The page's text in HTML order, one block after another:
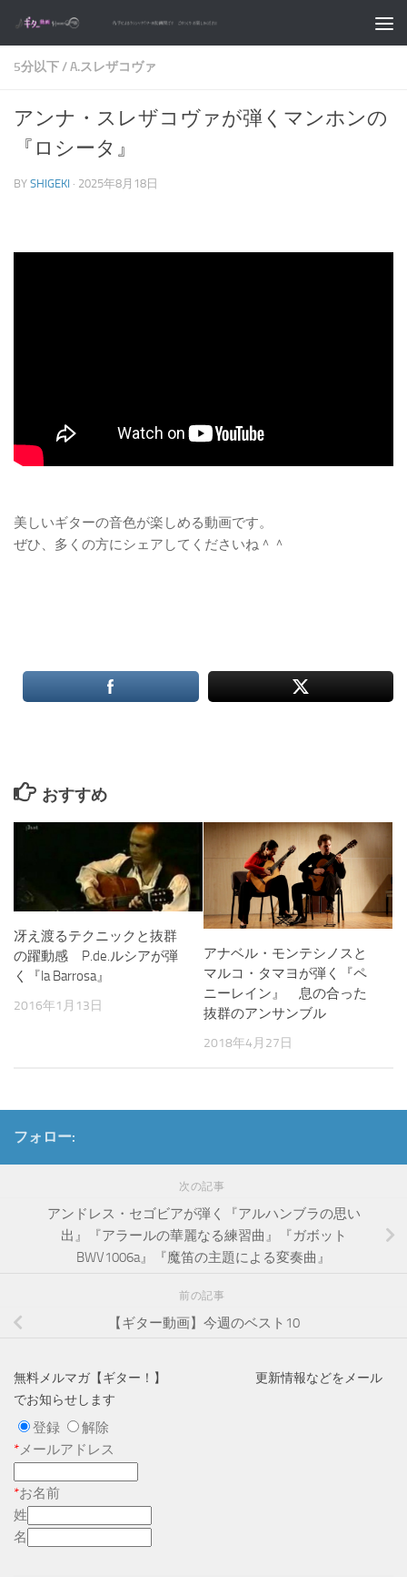
コンテンツへスキップ
5分以下/A.スレザコヴァ
アンナ・スレザコヴァが弾くマンホンの
『ロシータ』
BY SHIGEKI · 2025年8月18日
美しいギターの音色が楽しめる動画です。
ぜひ、多くの方にシェアしてくださいね＾＾
おすすめ
冴え渡るテクニックと抜群
の躍動感 P.de.ルシアが弾
く『la Barrosa』
2016年1月13日
アナベル・モンテシノスと
マルコ・タマヨが弾く『ペ
ニーレイン』 息の合った
抜群のアンサンブル
2018年4月27日
フォロー:
次の記事
アンドレス・セゴビアが弾く『アルハンブラの思い
出』『アラールの華麗なる練習曲』『ガボット
BWV1006a』『魔笛の主題による変奏曲』
前の記事
【ギター動画】今週のベスト10
無料メルマガ【ギター！】 更新情報などをメール
でお知らせします
登録
解除
*メールアドレス
*お名前
姓
名